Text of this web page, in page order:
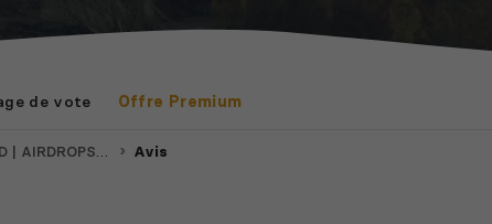
de vote Offre Premium
KOTH | FACTION | Avis